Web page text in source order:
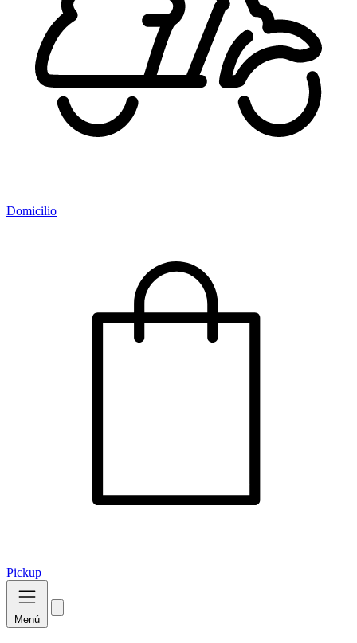
Domicilio
Pickup
Menú